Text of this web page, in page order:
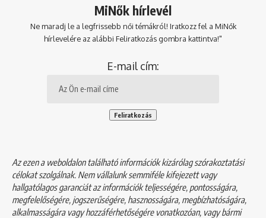
MiNők hírlevél
Ne maradj le a legfrissebb női témákról! Iratkozz fel a MiNők
hírlevelére az alábbi Feliratkozás gombra kattintva!"
E-mail cím:
Az ezen a weboldalon található információk kizárólag szórakoztatási
célokat szolgálnak. Nem vállalunk semmiféle kifejezett vagy
hallgatólagos garanciát az információk teljességére, pontosságára,
megfelelőségére, jogszerűségére, hasznosságára, megbízhatóságára,
alkalmasságára vagy hozzáférhetőségére vonatkozóan, vagy bármi